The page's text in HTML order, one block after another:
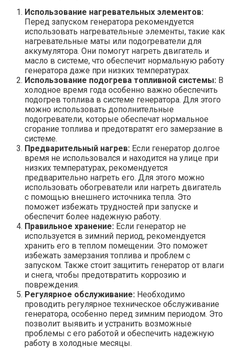
Использование нагревательных элементов:
Перед запуском генератора рекомендуется
использовать нагревательные элементы, такие как
нагревательные маты или подогреватели для
аккумулятора. Они помогут нагреть двигатель и
масло в системе, что обеспечит нормальную работу
генератора даже при низких температурах.
Использование подогрева топливной системы: В
холодное время года особенно важно обеспечить
подогрев топлива в системе генератора. Для этого
можно использовать дополнительные
подогреватели, которые обеспечат нормальное
сгорание топлива и предотвратят его замерзание в
системе.
Предварительный нагрев: Если генератор долгое
время не использовался и находится на улице при
низких температурах, рекомендуется
предварительно нагреть его. Для этого можно
использовать обогреватели или нагреть двигатель
с помощью внешнего источника тепла. Это
поможет избежать трудностей при запуске и
обеспечит более надежную работу.
Правильное хранение: Если генератор не
используется в зимний период, рекомендуется
хранить его в теплом помещении. Это поможет
избежать замерзания топлива и проблем с
запуском. Также стоит защитить генератор от влаги
и снега, чтобы предотвратить коррозию и
повреждения.
Регулярное обслуживание: Необходимо
проводить регулярное техническое обслуживание
генератора, особенно перед зимним периодом. Это
позволит выявить и устранить возможные
проблемы с его работой и обеспечить надежную
работу в холодные месяцы.